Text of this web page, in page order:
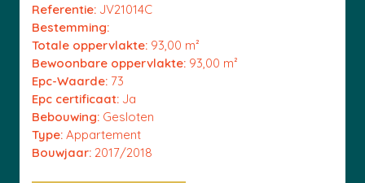
Referentie: JV21014C
Bestemming:
Totale oppervlakte: 93,00 m²
Bewoonbare oppervlakte: 93,00 m²
Epc-Waarde: 73
Epc certificaat: Ja
Bebouwing: Gesloten
Type: Appartement
Bouwjaar: 2017/2018